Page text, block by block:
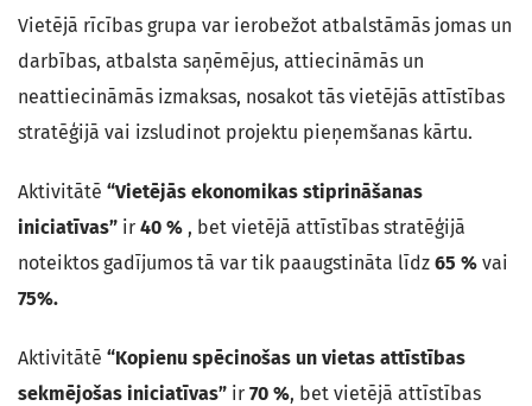
Vietējā rīcības grupa var ierobežot atbalstāmās jomas un
darbības, atbalsta saņēmējus, attiecināmās un
neattiecināmās izmaksas, nosakot tās vietējās attīstības
stratēģijā vai izsludinot projektu pieņemšanas kārtu.
Aktivitātē “Vietējās ekonomikas stiprināšanas
iniciatīvas” ir 40 % , bet vietējā attīstības stratēģijā
noteiktos gadījumos tā var tik paaugstināta līdz 65 % vai
75%.
Aktivitātē “Kopienu spēcinošas un vietas attīstības
sekmējošas iniciatīvas” ir 70 %, bet vietējā attīstības